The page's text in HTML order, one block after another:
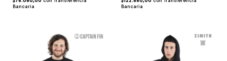
Bancaria
Bancaria